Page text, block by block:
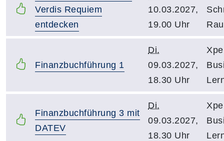
Verdis Requiem
entdecken
10.03.2027,
19.00 Uhr
Finanzbuchführung 1
Di.
09.03.2027,
18.30 Uhr
Finanzbuchführung 3 mit
DATEV
Di.
09.03.2027,
18.30 Uhr